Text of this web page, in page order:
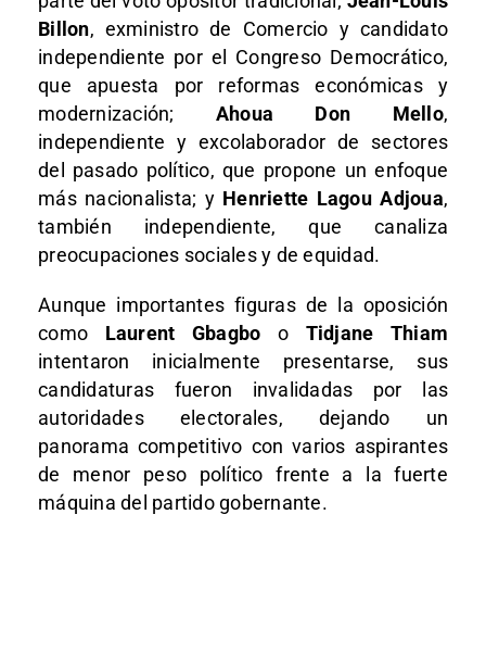
Billon, exministro de Comercio y candidato
independiente por el Congreso Democrático,
que apuesta por reformas económicas y
modernización; Ahoua Don Mello,
independiente y excolaborador de sectores
del pasado político, que propone un enfoque
más nacionalista; y Henriette Lagou Adjoua,
también independiente, que canaliza
preocupaciones sociales y de equidad.
Aunque importantes figuras de la oposición
como Laurent Gbagbo o Tidjane Thiam
intentaron inicialmente presentarse, sus
candidaturas fueron invalidadas por las
autoridades electorales, dejando un
panorama competitivo con varios aspirantes
de menor peso político frente a la fuerte
máquina del partido gobernante.